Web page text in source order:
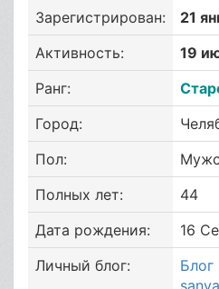
Зарегистрирован:
21
Активность:
19
Ранг:
Город:
Пол:
Полных лет:
44
Дата рождения:
16
Личный блог:
Блог